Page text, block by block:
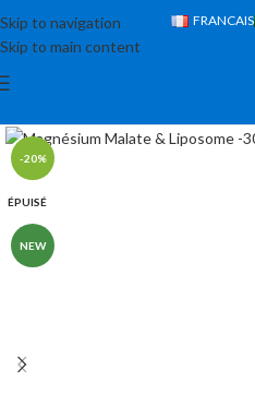
Skip to navigation
Skip to main content
FRANCAIS
-20%
ÉPUISÉ
NEW